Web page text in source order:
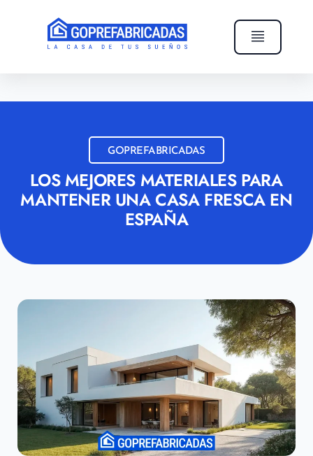
GOPREFABRICADAS
LOS MEJORES MATERIALES PARA
MANTENER UNA CASA FRESCA EN
ESPAÑA